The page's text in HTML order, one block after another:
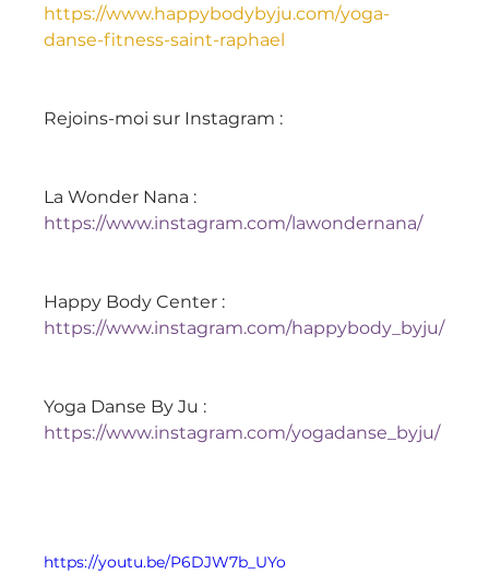
https://www.happybodybyju.com/yoga-
danse-fitness-saint-raphael
Rejoins-moi sur Instagram :
La Wonder Nana :
https://www.instagram.com/lawondernana/
Happy Body Center :
https://www.instagram.com/happybody_byju/
Yoga Danse By Ju :
https://www.instagram.com/yogadanse_byju/
https://youtu.be/P6DJW7b_UYo